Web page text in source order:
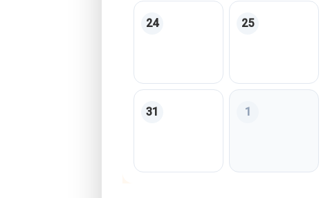
Montag, 24. August 2026
24
Dienstag, 25.
25
Montag, 31. August 2026
31
Dienstag, 01.
1